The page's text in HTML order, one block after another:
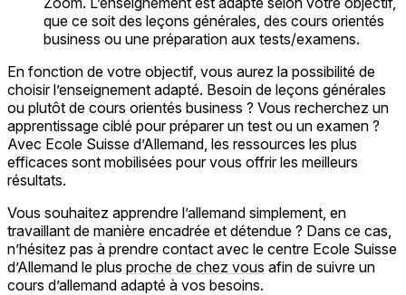
que ce soit des leçons générales, des cours orientés
business ou une préparation aux tests/examens.
En fonction de votre objectif, vous aurez la possibilité de
choisir l’enseignement adapté. Besoin de leçons générales
ou plutôt de cours orientés business ? Vous recherchez un
apprentissage ciblé pour préparer un test ou un examen ?
Avec Ecole Suisse d’Allemand, les ressources les plus
efficaces sont mobilisées pour vous offrir les meilleurs
résultats.
Vous souhaitez apprendre l’allemand simplement, en
travaillant de manière encadrée et détendue ? Dans ce cas,
n’hésitez pas à prendre contact avec le centre Ecole Suisse
d’Allemand le plus proche de chez vous afin de suivre un
cours d’allemand adapté à vos besoins.